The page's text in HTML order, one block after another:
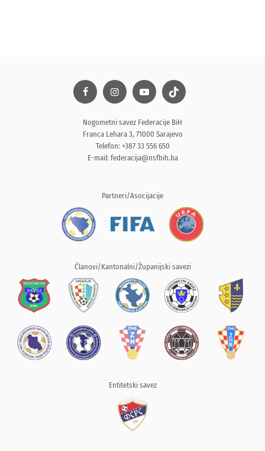
Nogometni savez Federacije BiH
Franca Lehara 3, 71000 Sarajevo
Telefon: +387 33 556 650
E-mail: federacija@nsfbih.ba
Partneri/Asocijacije
Članovi/Kantonalni/Županijski savezi
Entitetski savez